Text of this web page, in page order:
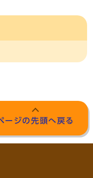
ージの先頭へ戻る